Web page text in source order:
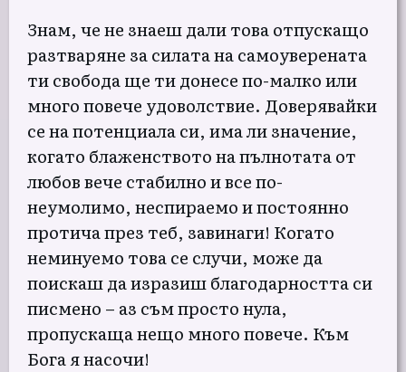
Знам, че не знаеш дали това отпускащо
разтваряне за силата на самоуверената
ти свобода ще ти донесе по-малко или
много повече удоволствие. Доверявайки
се на потенциала си, има ли значение,
когато блаженството на пълнотата от
любов вече стабилно и все по-
неумолимо, неспираемо и постоянно
протича през теб, завинаги! Когато
неминуемо това се случи, може да
поискаш да изразиш благодарността си
писмено – аз съм просто нула,
пропускаща нещо много повече. Към
Бога я насочи!